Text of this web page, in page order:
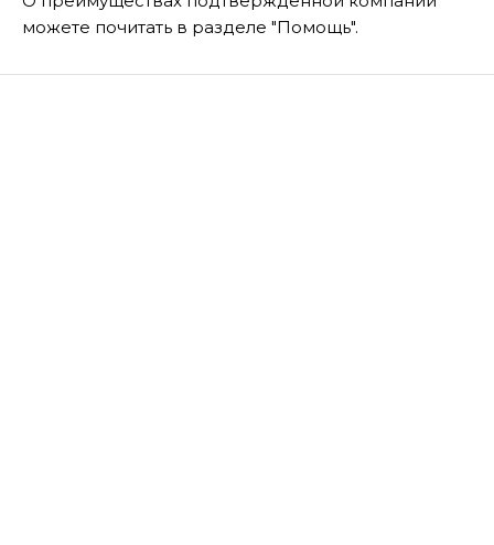
можете почитать в разделе "Помощь".